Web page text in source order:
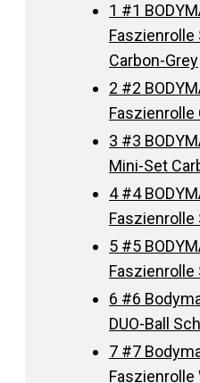
1 #1
Faszienrolle
Carbon-Grey
2 #2
Faszienrolle
3 #3
Mini-Set
4#4
Faszienrolle
5 #5
Faszienrolle
6 #6
DUO-Ball
7 #7
Faszienrolle